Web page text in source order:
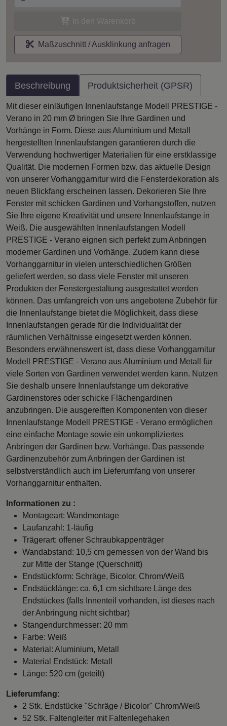
Maßzuschnitt / Ausklinkung anfragen
Beschreibung Produktsicherheit (GPSR)
Mit dieser einläufigen Innenlaufstange Modell PRESTIGE -
Verano in 20 mm Ø bringen Sie Ihre Gardinen und
Vorhänge in Form. Diese aus Aluminium und Metall
hergestellten Innenlaufstangen garantieren durch die
Verwendung hochwertiger Materialien für eine erstklassige
Qualität. Die modernen Formen bzw. das aktuelle Design
von unserer Vorhanggarnitur wird die Fensterdekoration als
neuen Blickfang erscheinen lassen. Dekorieren Sie Ihre
Fenster mit schicken Gardinen und Vorhangstoffen, nutzen
Sie Ihre eigene Kreativität und unsere Innenlaufstange in
Weiß. Die ausgewählten Innenlaufstangen Modell
PRESTIGE - Verano eignen sich perfekt zum Anbringen
moderner Gardinen und Vorhänge. Zudem kann diese
Vorhanggarnitur in vielen unterschiedlichen Größen
geliefert werden, so dass viele Fenster mit unseren
Produkten der Fenstergestaltung ausgestattet werden
können. Das umfangreich von uns angebotene Zubehör für
die Innenlaufstange bietet die Möglichkeit, dass diese
Innenlaufstangen gerade für die Individualität der
räumlichen Verhältnisse eingesetzt werden können.
Besonders erwähnenswert ist, dass diese Vorhanggarnitur
Modell PRESTIGE - Verano aus Aluminium und Metall für
viele Sorten von Gardinen verwendet werden kann. Nutzen
Sie deshalb unsere Innenlaufstange um dekorative
Gardinenstores oder schicke Flächengardinen
anzubringen. Die ausgereiften Komponenten von dieser
Innenlaufstange Modell PRESTIGE - Verano ermöglichen
eine einfache Montage sowie ein unkompliziertes
Anbringen der Gardinen bzw. Vorhänge. Das passende
Gardinenzubehör zum Anbringen der Gardinen ist
selbstverständlich auch im Lieferumfang von unserer
Vorhanggarnitur enthalten.
Informationen zu :
Montageart: Wandmontage
Laufanzahl: 1-läufig
Trägerart: offener Schraubkappenträger
Wandabstand: 10,5 cm gemessen von der Wand bis
zur Mitte der Stange (Querschnitt)
Endstückform: Schräge, Bicolor, Chrom/Weiß
Endstücklänge: ca. 6,1 cm sichtbare Länge des
Endstückes (falls Innenteil vorhanden, ist dieses nach
der Anbringung nicht sichtbar)
Stangendurchmesser: 20 mm
Farbe: Weiß
Material: Aluminium, Metall
Material Endstück: Metall
Länge: 520 cm (geteilt)
Lieferumfang:
2 Stk. Endstücke "Schräge / Bicolor" Chrom/Weiß
52 Stk. Faltengleiter mit Faltenlegehaken